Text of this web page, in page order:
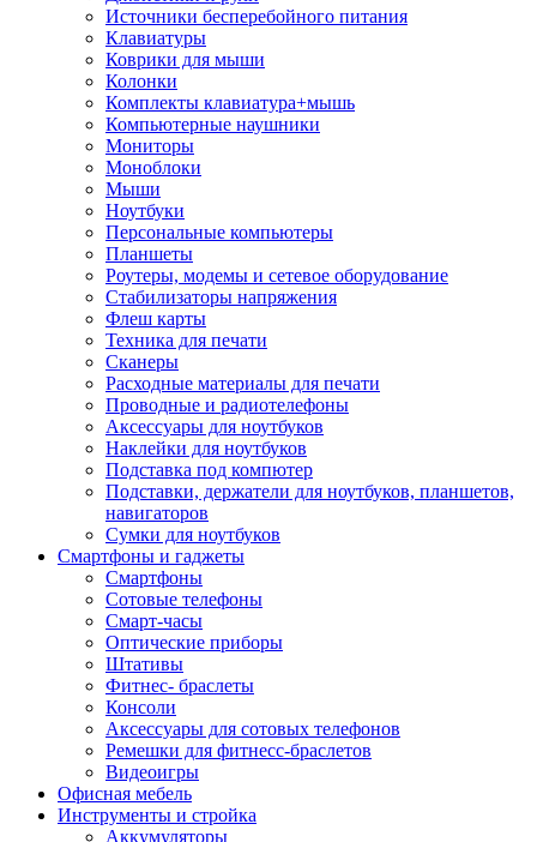
Источники бесперебойного питания
Клавиатуры
Коврики для мыши
Колонки
Комплекты клавиатура+мышь
Компьютерные наушники
Мониторы
Моноблоки
Мыши
Ноутбуки
Персональные компьютеры
Планшеты
Роутеры, модемы и сетевое оборудование
Стабилизаторы напряжения
Флеш карты
Техника для печати
Сканеры
Расходные материалы для печати
Проводные и радиотелефоны
Аксессуары для ноутбуков
Наклейки для ноутбуков
Подставка под компютер
Подставки, держатели для ноутбуков, планшетов,
навигаторов
Сумки для ноутбуков
Смартфоны и гаджеты
Смартфоны
Сотовые телефоны
Смарт-часы
Оптические приборы
Штативы
Фитнес- браслеты
Консоли
Аксессуары для сотовых телефонов
Ремешки для фитнесс-браслетов
Видеоигры
Офисная мебель
Инструменты и стройка
Аккумуляторы